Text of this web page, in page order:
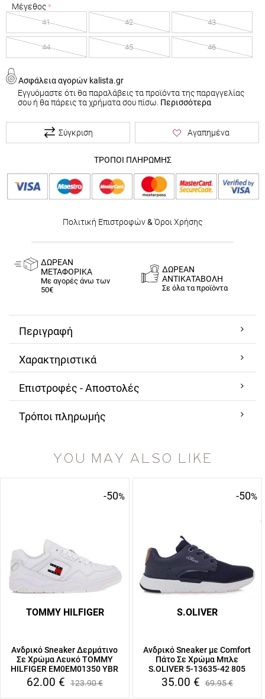
Μέγεθος
41 42 43
44 45 46
Ασφάλεια αγορών kalista.gr
Εγγυόμαστε ότι θα παραλάβεις τα προϊόντα της παραγγελίας
σου ή θα πάρεις τα χρήματα σου πίσω. Περισσότερα
Σύγκριση Αγαπημένα
ΤΡΟΠΟΙ ΠΛΗΡΩΜΗΣ
Πολιτική Επιστροφών& Όροι Χρήσης
ΔΩΡΕΑΝ
ΜΕΤΑΦΟΡΙΚΑ
Με αγορές άνω των
50€
ΔΩΡΕΑΝ
ΑΝΤΙΚΑΤΑΒΟΛΗ
Σε όλα τα προϊόντα
Περιγραφή
Χαρακτηριστικά
Επιστροφές - Αποστολές
Τρόποι πληρωμής
YOU MAY ALSO LIKE
-50%
TOMMY HILFIGER
Ανδρικό Sneaker Δερμάτινο
Σε Χρώμα Λευκό TOMMY
HILFIGER EM0EM01350 YBR
62.00 € 123.90€
-50%
S.OLIVER
Ανδρικό Sneaker με Comfort
Πάτο Σε Χρώμα Μπλε
S.OLIVER 5-13635-42 805
35.00 € 69.95€